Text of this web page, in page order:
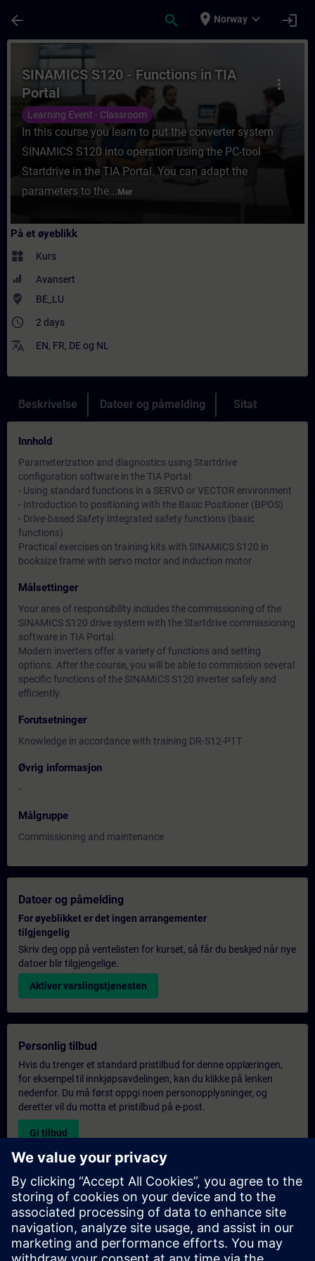
arrow_back search place Norway expand_more login
Kurs - SINAMICS S120 - Functions in
more_vert
SINAMICS S120 - Functions in TIA
Portal
Learning Event - Classroom
In this course you learn to put the converter system
SINAMICS S120 into operation using the PC-tool
Startdrive in the TIA Portal. You can adapt the
parameters to the... Mer
På et øyeblikk
widgets Kurs
Avansert
where_to_vote BE_LU
access_time 2 days
translate EN, FR, DEog NL
Beskrivelse Datoer og påmelding Sitat
Innhold
Parameterization and diagnostics using Startdrive
configuration software in the TIA Portal:
- Using standard functions in a SERVO or VECTOR environment
- Introduction to positioning with the Basic Positioner (BPOS)
- Drive-based Safety Integrated safety functions (basic
functions)
Practical exercises on training kits with SINAMICS S120 in
booksize frame with servo motor and induction motor
Målsettinger
Your area of responsibility includes the commissioning of the
SINAMICS S120 drive system with the Startdrive commissioning
software in TIA Portal.
Modern inverters offer a variety of functions and setting
options. After the course, you will be able to commission several
specific functions of the SINAMICS S120 inverter safely and
efficiently.
Forutsetninger
Knowledge in accordance with training DR-S12-P1T
Øvrig informasjon
-
Målgruppe
Commissioning and maintenance
Datoer og påmelding
For øyeblikket er det ingen arrangementer
tilgjengelig
Skriv deg opp på ventelisten for kurset, så får du beskjed når nye
datoer blir tilgjengelige.
Aktiver varslingstjenesten
Personlig tilbud
Hvis du trenger et standard pristilbud for denne opplæringen,
for eksempel til innkjøpsavdelingen, kan du klikke på lenken
nedenfor. Du må først oppgi noen personopplysninger, og
deretter vil du motta et pristilbud på e-post.
Gi tilbud
Forespørsel om eksklusiv opplæring
Fyll ut skjemaet nedenfor hvis du ønsker et tilbud på et
eksklusivt kurs, enten på stedet, virtuelt eller på vårt SITRAIN-
kurssenter. Denne typen forespørsel passer for større grupper (6
personer eller flere). Etter at du har oppgitt kontaktinformasjon